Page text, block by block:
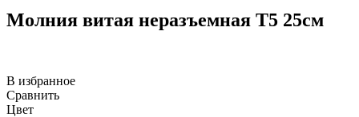
Молния витая неразъемная Т5 25см
В избранное
Сравнить
Цвет